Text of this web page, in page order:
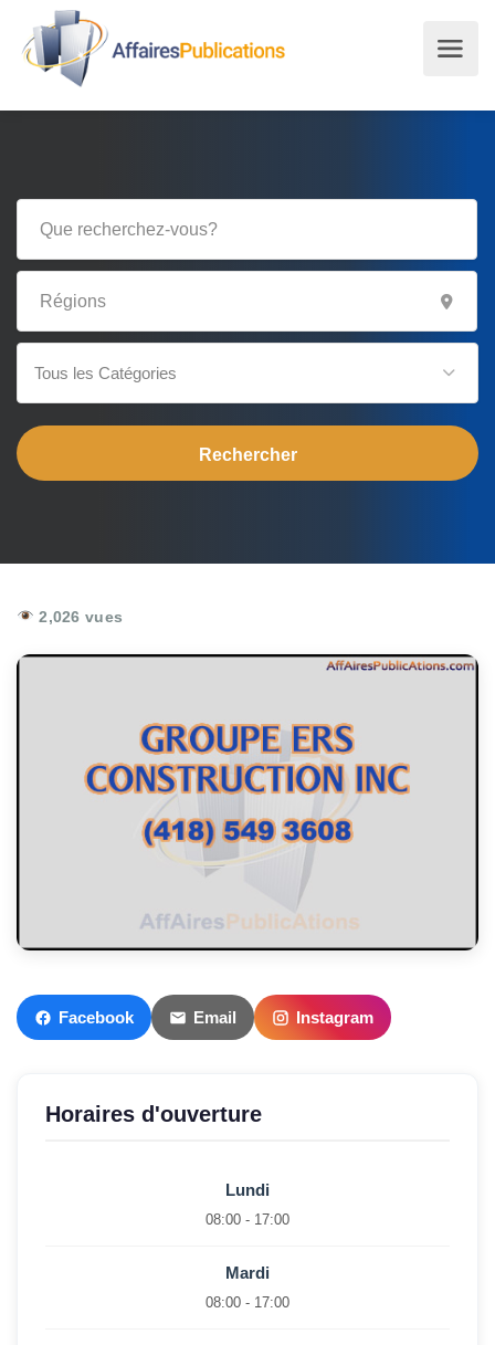
Tous les Catégories
2,026 vues
Facebook Email Instagram
Horaires d'ouverture
Lundi
08:00 - 17:00
Mardi
08:00 - 17:00